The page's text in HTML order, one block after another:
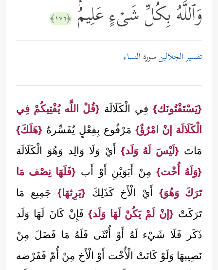
وَٱللَّهُ بِكُلِّ شَیۡءٍ عَلِیمُۢ ﴿١٧٦﴾
تفسير الجلالينسورة النساء
{يَسْتَفْتُونَك} فِي الْكَلَالَة {قُلْ اللَّه يُفْتِيكُمْ فِي
الْكَلَالَة إنْ امْرُؤٌ} مَرْفُوع بِفِعْلٍ يُفَسِّرهُ {هَلَكَ}
مَاتَ {لَيْسَ لَهُ وَلَد} أَيْ وَلَا وَالِد وَهُوَ الْكَلَالَة
{وَلَهُ أُخْت} مِنْ أَبَوَيْنِ أَوْ أَب {فَلَهَا نِصْف مَا
تَرَكَ وَهُوَ} أَيْ الْأَخ كَذَلِكَ {يَرِثهَا} جَمِيع مَا
تَرَكَتْ {إنْ لَمْ يَكُنْ لَهَا وَلَد}فَإِنْ كَانَ لَهَا وَلَد
ذَكَر فَلَا شَيْء لَهُ أَوْ أُنْثَى فَلَهُ مَا فَضَلَ مِنْ
نَصِيبهَا وَلَوْ كَانَتْ الْأُخْت أَوْ الْأَخ مِنْ أُمّ فَفَرْضه